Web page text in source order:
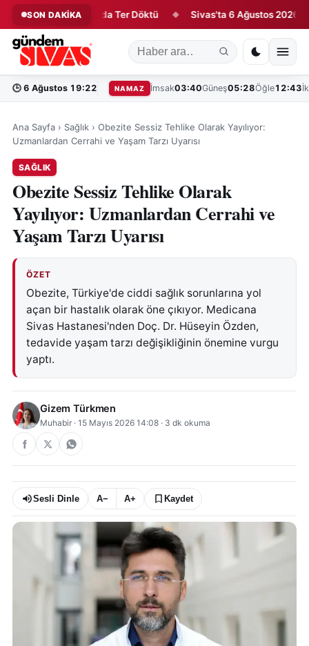
SON DAKİKA
İlk Antrenmanda Ter Döktü ◆ Sivas'ta 6 Ağustos 2026 Vefat
🕒 6 Ağustos 19:22 NAMAZ İmsak03:40Güneş05:28Öğle12:43
Ana Sayfa › Sağlık › Obezite Sessiz Tehlike Olarak Yayılıyor:
Uzmanlardan Cerrahi ve Yaşam Tarzı Uyarısı
SAĞLIK
Obezite Sessiz Tehlike Olarak
Yayılıyor: Uzmanlardan Cerrahi ve
Yaşam Tarzı Uyarısı
ÖZET
Obezite, Türkiye'de ciddi sağlık sorunlarına yol
açan bir hastalık olarak öne çıkıyor. Medicana
Sivas Hastanesi'nden Doç. Dr. Hüseyin Özden,
tedavide yaşam tarzı değişikliğinin önemine vurgu
yaptı.
Gizem Türkmen
Muhabir · 15 Mayıs 2026 14:08 · 3 dk okuma
Sesli Dinle A− A+ Kaydet